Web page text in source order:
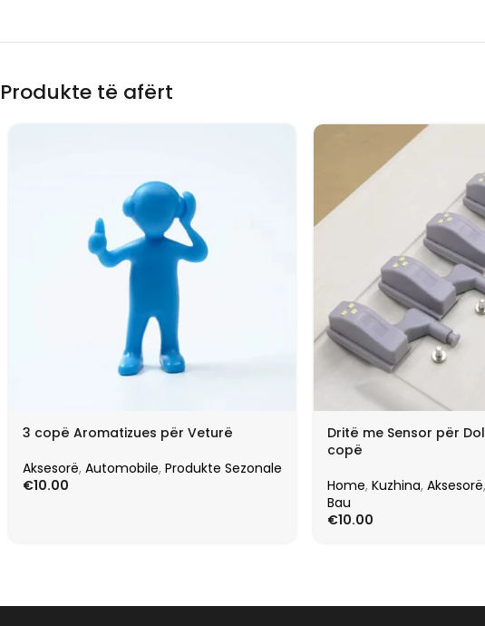
Produkte të afërt
3 copë Aromatizues për Veturë
Aksesorë, Automobile, Produkte Sezonale
€10.00
Dritë me Sensor për
copë
Home, Kuzhina, Aksesorë,
Bau
€10.00